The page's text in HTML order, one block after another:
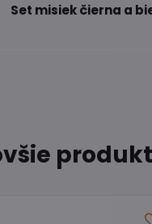
Set misiek čierna a